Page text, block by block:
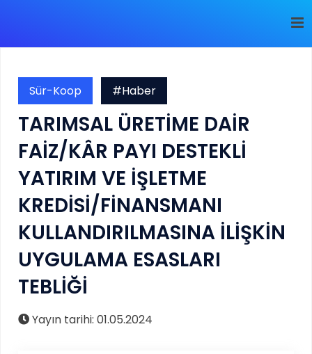
Sür-Koop #Haber
TARIMSAL ÜRETİME DAİR
FAİZ/KÂR PAYI DESTEKLİ
YATIRIM VE İŞLETME
KREDİSİ/FİNANSMANI
KULLANDIRILMASINA İLİŞKİN
UYGULAMA ESASLARI
TEBLİĞİ
Yayın tarihi: 01.05.2024